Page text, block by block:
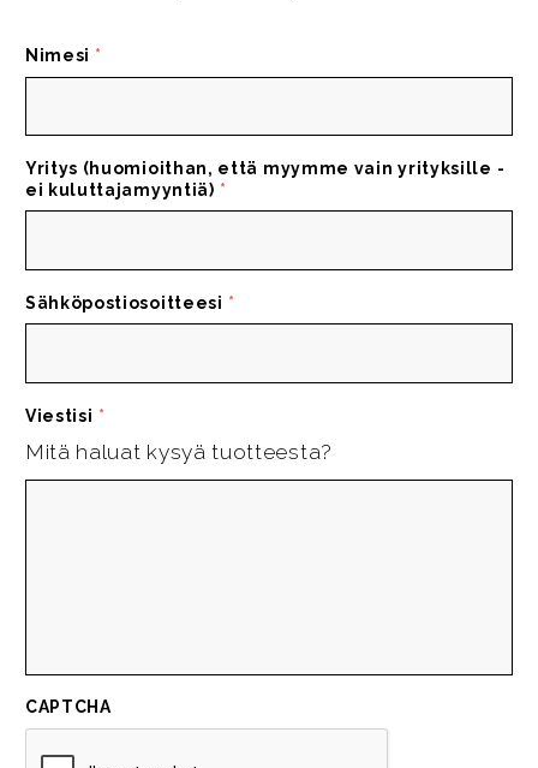
Nimesi *
Yritys (huomioithan, että myymme vain yrityksille -
ei kuluttajamyyntiä) *
Sähköpostiosoitteesi *
Viestisi *
Mitä haluat kysyä tuotteesta?
CAPTCHA